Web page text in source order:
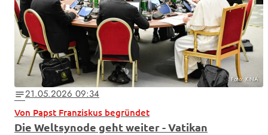
Foto: KNA
notes21.05.2026 09:34
Von Papst Franziskus begründet
Die Weltsynode geht weiter - Vatikan